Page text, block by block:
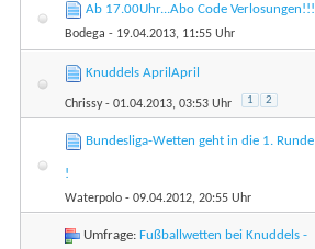
Ab 17.00Uhr...Abo Code Verlosungen!!!
Bodega - 19.04.2013, 11:55 Uhr
Knuddels AprilApril
Chrissy- 01.04.2013, 03:53 Uhr 1 2
Bundesliga-Wetten geht in die 1. Runde
!
Waterpolo - 09.04.2012, 20:55 Uhr
Umfrage: Fußballwetten bei Knuddels -